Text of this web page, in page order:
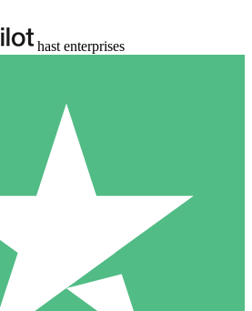
hast enterprises